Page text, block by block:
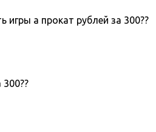
игры а прокат рублей за 300??
300??